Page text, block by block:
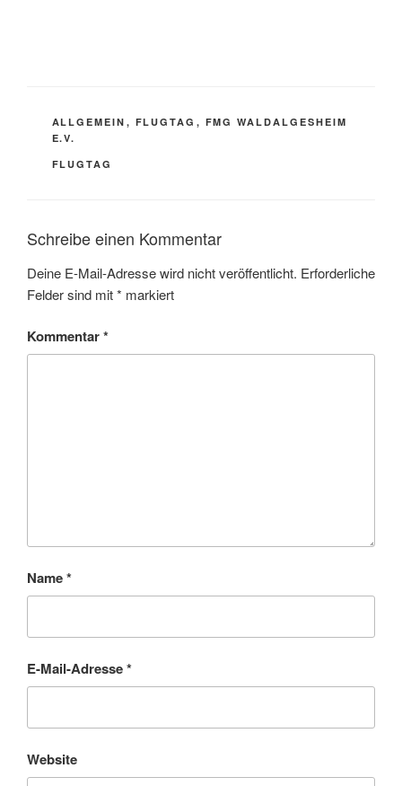
KATEGORIEN
ALLGEMEIN , FLUGTAG , FMG WALDALGESHEIM
E.V.
SCHLAGWÖRTER
FLUGTAG
Schreibe einen Kommentar
Deine E-Mail-Adresse wird nicht veröffentlicht. Erforderliche
Felder sind mit* markiert
Kommentar*
Name*
E-Mail-Adresse*
Website